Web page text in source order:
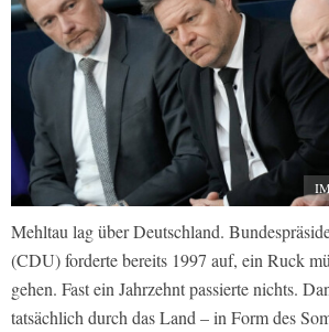
Mehltau lag über Deutschland.
(CDU) forderte bereits 1997 auf, ein Ruck
gehen. Fast ein Jahrzehnt passierte nichts.
tatsächlich durch das Land – in Form des